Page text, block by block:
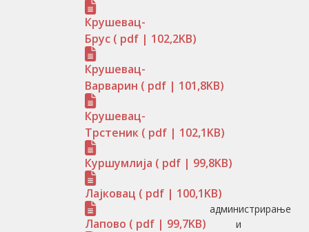
Крушевац-
Брус ( pdf | 102,2KB)
Крушевац-
Варварин ( pdf | 101,8KB)
Крушевац-
Трстеник ( pdf | 102,1KB)
Куршумлија ( pdf | 99,8KB)
Лајковац ( pdf | 100,1KB)
Лапово ( pdf | 99,7KB)
администрирање
и